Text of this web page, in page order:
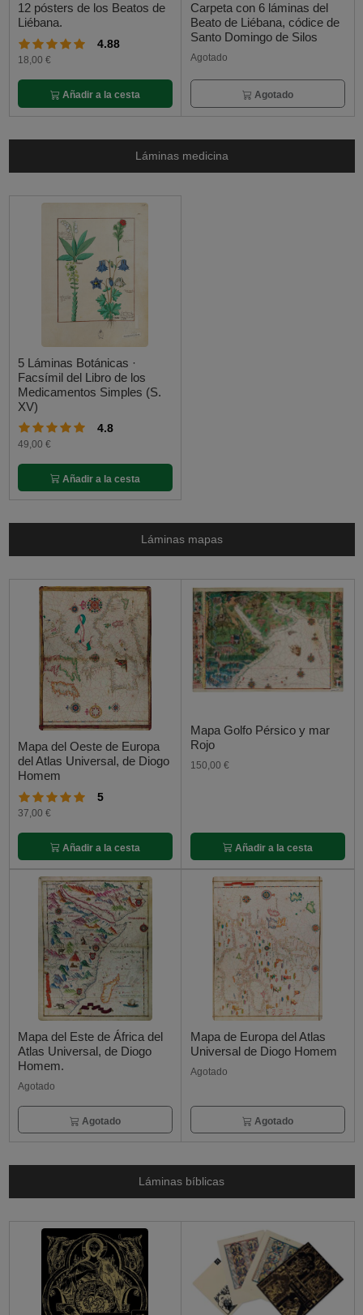
12 pósters de los Beatos de
Liébana.
4.88
18,00 €
Añadir a la cesta
Carpeta con 6 láminas del
Beato de Liébana, códice de
Santo Domingo de Silos
Agotado
Agotado
Láminas medicina
5 Láminas Botánicas ·
Facsímil del Libro de los
Medicamentos Simples (S.
XV)
4.8
49,00 €
Añadir a la cesta
Láminas mapas
Mapa del Oeste de Europa
del Atlas Universal, de Diogo
Homem
5
37,00 €
Añadir a la cesta
Mapa Golfo Pérsico y mar
Rojo
150,00 €
Añadir a la cesta
Mapa del Este de África del
Atlas Universal, de Diogo
Homem.
Agotado
Agotado
Mapa de Europa del Atlas
Universal de Diogo Homem
Agotado
Agotado
Láminas bíblicas